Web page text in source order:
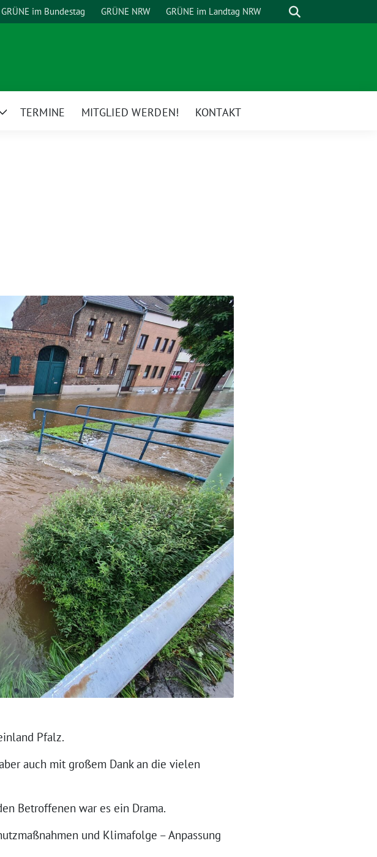
GRÜNE im Bundestag GRÜNE NRW GRÜNE im Landtag NRW Suche
ZeigeTERMINE MITGLIED WERDEN! KONTAKT
Pfalz.
auch mit großem Dank an die vielen
Betroffenen war es ein Drama.
und Klimafolge – Anpassung